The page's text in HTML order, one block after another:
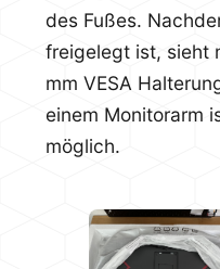
des Fußes.
freigelegt ist, sieht
mm VESA
einem Monitorarm
möglich.